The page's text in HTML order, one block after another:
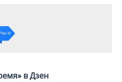
в Дзен